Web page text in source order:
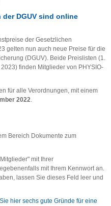
DGUV sind online
der Gesetzlichen
gelten nun auch neue Preise für die
(DGUV). Beide Preislisten (1.
finden Mitglieder von PHYSIO-
für alle Verordnungen, mit einem
2022.
Bereich Dokumente zum
mit Ihrer
mit Ihrem Kennwort an.
lassen Sie dieses Feld leer und
hier sechs gute Gründe für eine